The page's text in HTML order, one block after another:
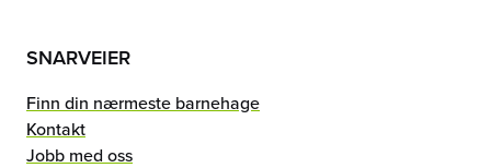
SNARVEIER
Finn din nærmeste barnehage
Kontakt
Jobb med oss